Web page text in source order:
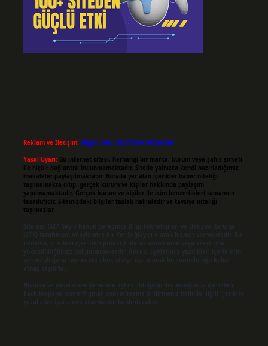
Reklam ve İletişim: Skype: live:.cid.575569c608265c69
Yasal Uyarı: Bu internet sitesi, herhangi bir marka, kurum veya şahıs şirketi
ile hiçbir bağlantısı bulunmamaktadır. Sitede yalnızca kendi hazırladığımız
makaleler paylaşılmaktadır. Burada yer alan içerikler haber niteliği
taşımamakta olup, gerçek kurum ve kişiler hakkında paylaşım
yapılmamaktadır. Gerçek kurum ve kişiler ile isim benzerlikleri tamamen
tesadüfidir. Sitemizdeki bilgiler taslak halindedir ve tavsiye niteliği
taşımazlar.
Sitemiz, 5651 Sayılı Kanun gereğince Bilgi Teknolojileri ve İletişim Kurumu
(BTK) tarafından onaylanmış bir Yer Sağlayıcı olarak hizmet vermektedir. Bu
nedenle, sitedeki içerikleri proaktif olarak denetleme veya araştırma
yükümlülüğümüz bulunmamaktadır. Ancak, üyelerimiz yazdıkları içeriklerin
sorumluluğunu taşımakta olup, siteye üye olarak bu sorumluluğu kabul
etmiş sayılırlar.
Hukuka ve yasal düzenlemelere aykırı olduğunu düşündüğünüz içerikleri,
backlinkpanelicomtr@gmail.com
adresine bildirmeniz halinde, ilgili içerikler
yasal süre içerisinde sitemizden kaldırılacaktır.